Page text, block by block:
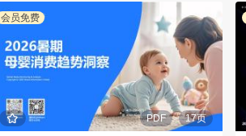
会员免费
PDF 17页